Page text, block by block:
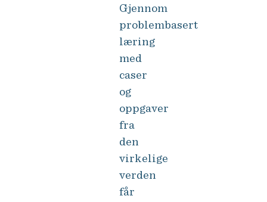
Gjennom
problembasert
læring
med
caser
og
oppgaver
fra
den
virkelige
verden
får